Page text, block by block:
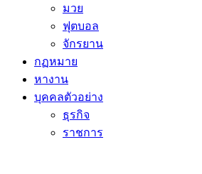
มวย
ฟุตบอล
จักรยาน
กฏหมาย
หางาน
บุคคลตัวอย่าง
ธุรกิจ
ราชการ